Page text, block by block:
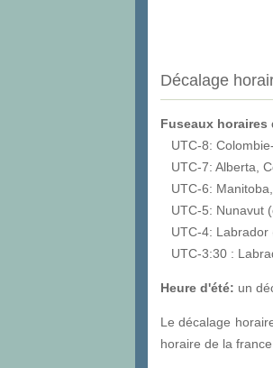
Décalage
Fuseaux horaires
UTC-8:
UTC-7: Alberta,
UTC-6:
UTC-5: Nunavut
UTC-4: Labrador
UTC-3:30 :
Heure d'été: un
Le décalage
horaire de la